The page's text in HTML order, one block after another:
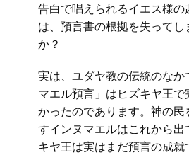
告白で唱えられるイエス様の
は、預言書の根拠を失ってし
か？
実は、ユダヤ教の伝統のなか
マエル預言」はヒズキヤ王
かったのであります。神の民
すインヌマエルはこれから
キヤ王は実はまだ預言の成